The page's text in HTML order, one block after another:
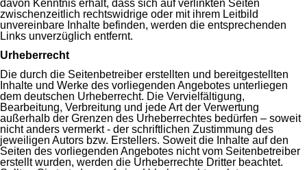
davon Kenntnis erhält, dass sich auf verlinkten Seiten
zwischenzeitlich rechtswidrige oder mit ihrem Leitbild
unvereinbare Inhalte befinden, werden die entsprechenden
Links unverzüglich entfernt.
Urheberrecht
Die durch die Seitenbetreiber erstellten und bereitgestellten
Inhalte und Werke des vorliegenden Angebotes unterliegen
dem deutschen Urheberrecht. Die Vervielfältigung,
Bearbeitung, Verbreitung und jede Art der Verwertung
außerhalb der Grenzen des Urheberrechtes bedürfen – soweit
nicht anders vermerkt - der schriftlichen Zustimmung des
jeweiligen Autors bzw. Erstellers. Soweit die Inhalte auf den
Seiten des vorliegenden Angebotes nicht vom Seitenbetreiber
erstellt wurden, werden die Urheberrechte Dritter beachtet.